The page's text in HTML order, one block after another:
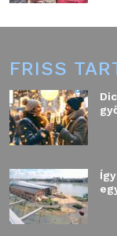
FRISS